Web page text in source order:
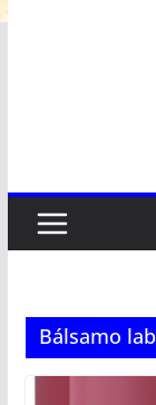
Bálsamo